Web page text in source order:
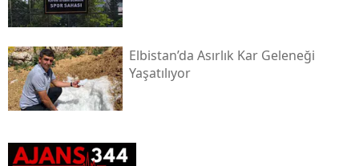
Elbistan’da Asırlık Kar Geleneği
Yaşatılıyor